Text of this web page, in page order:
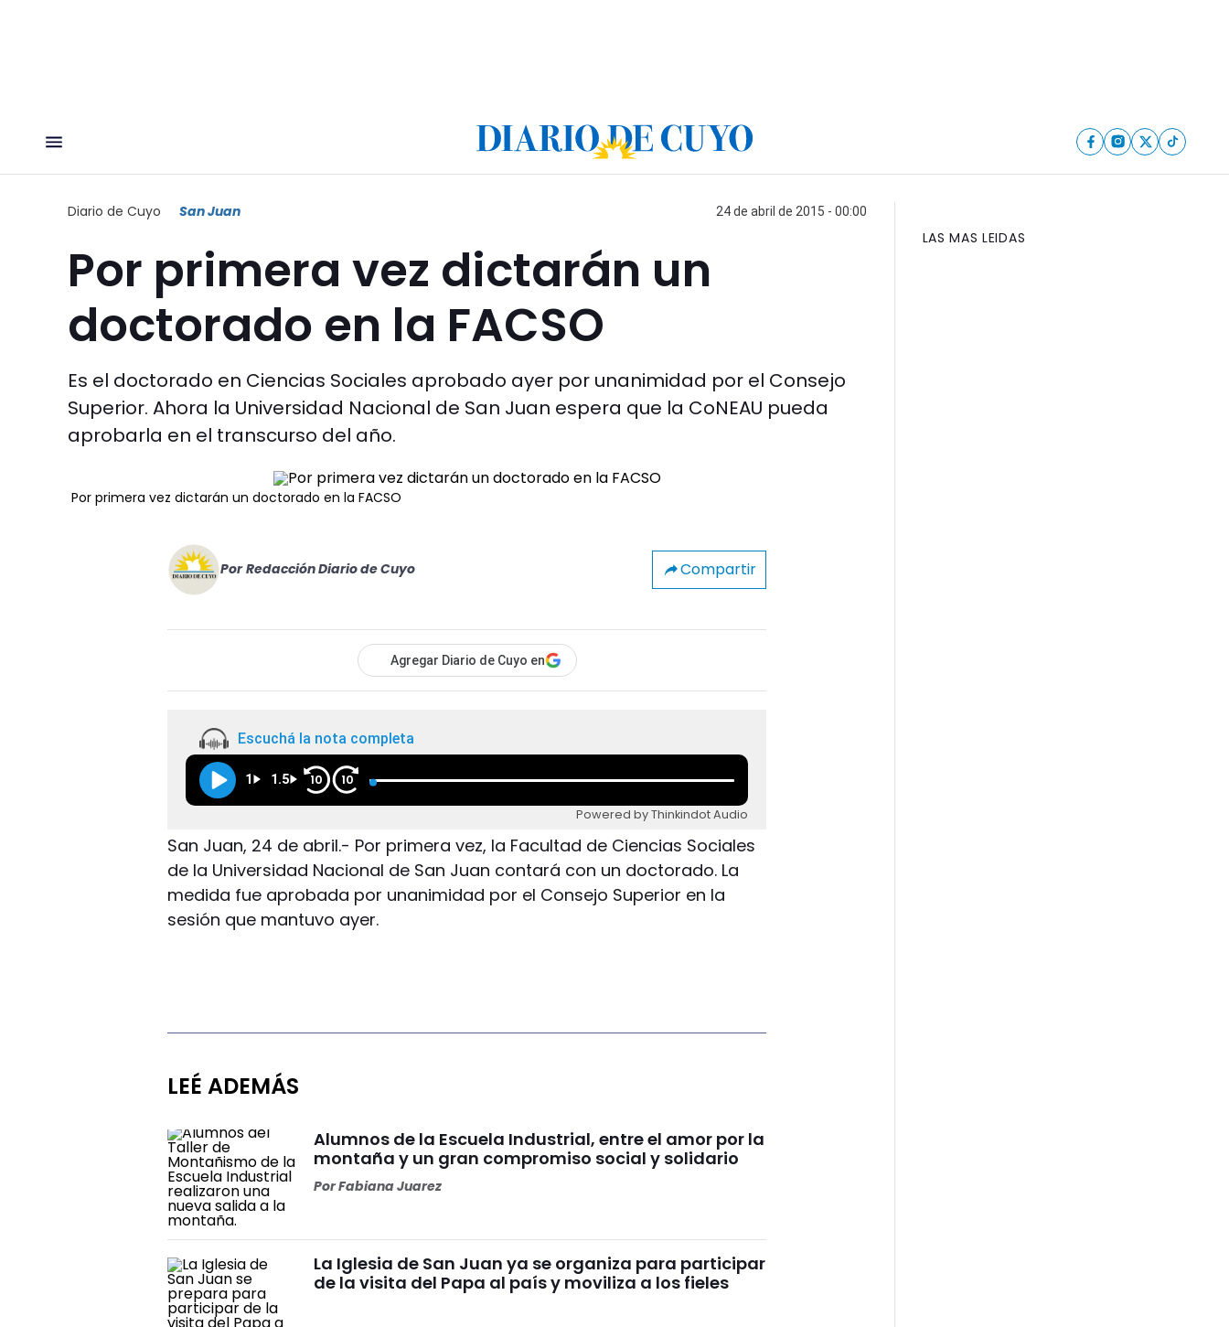
Diario de Cuyo San Juan 24 de abril de 2015 - 00:00
Por primera vez dictarán un
doctorado en la FACSO
Es el doctorado en Ciencias Sociales aprobado ayer por unanimidad por el Consejo
Superior. Ahora la Universidad Nacional de San Juan espera que la CoNEAU pueda
aprobarla en el transcurso del año.
Por primera vez dictarán un doctorado en la FACSO
Por Redacción Diario de Cuyo Compartir
Agregar Diario de Cuyo en
Escuchá la nota completa
1 1.5 10 10
Powered by Thinkindot Audio
San Juan, 24 de abril.- Por primera vez, la Facultad de Ciencias Sociales
de la Universidad Nacional de San Juan contará con un doctorado. La
medida fue aprobada por unanimidad por el Consejo Superior en la
sesión que mantuvo ayer.
LEÉ ADEMÁS
Alumnos de la Escuela Industrial, entre el amor por la
montaña y un gran compromiso social y solidario
PorFabiana Juarez
La Iglesia de San Juan ya se organiza para participar
de la visita del Papa al país y moviliza a los fieles
LAS MAS LEIDAS